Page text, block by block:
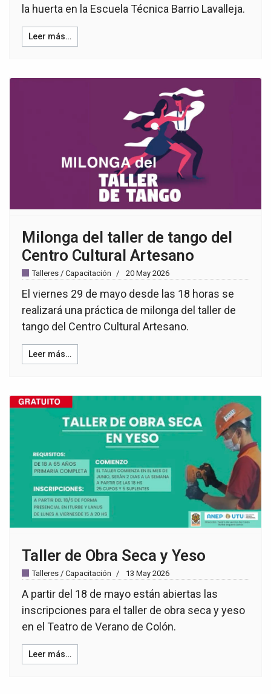
la huerta en la Escuela Técnica Barrio Lavalleja.
Leer más…
Milonga del taller de tango del
Centro Cultural Artesano
Talleres / Capacitación 20 May 2026
El viernes 29 de mayo desde las 18 horas se
realizará una práctica de milonga del taller de
tango del Centro Cultural Artesano.
Leer más…
Taller de Obra Seca y Yeso
Talleres / Capacitación 13 May 2026
A partir del 18 de mayo están abiertas las
inscripciones para el taller de obra seca y yeso
en el Teatro de Verano de Colón.
Leer más…